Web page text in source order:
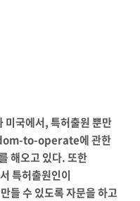
미국에서, 특허출원 뿐만
to-operate에 관한
해오고 있다. 또한
특허출원인이
들 수 있도록 자문을 하고